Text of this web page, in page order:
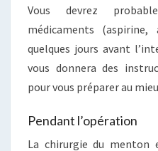
Vous devrez
médicaments
quelques jours avant
vous donnera des
pour vous préparer au
Pendant l’opération
La chirurgie du menton